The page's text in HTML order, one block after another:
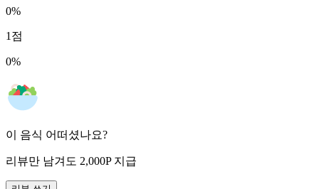
0%
1 점
0%
이 음식 어떠셨나요?
리뷰만 남겨도 2,000P 지급